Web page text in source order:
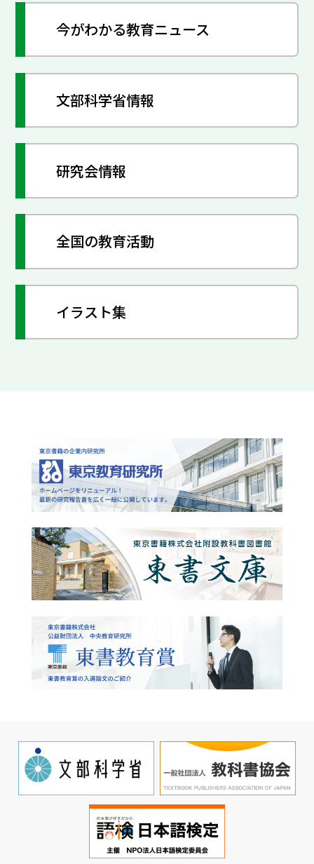
今がわかる教育ニュース
文部科学省情報
研究会情報
全国の教育活動
イラスト集